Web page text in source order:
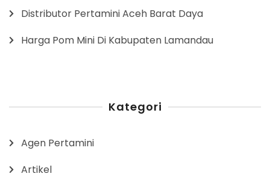
Distributor Pertamini Aceh Barat Daya
Harga Pom Mini Di Kabupaten Lamandau
Kategori
Agen Pertamini
Artikel